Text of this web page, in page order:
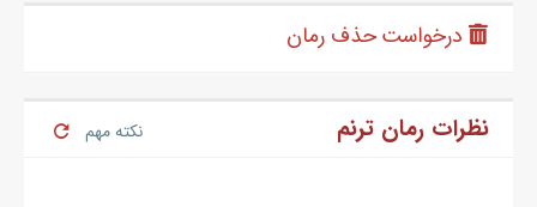
بیتا :دیوونه تو باز شیطونیت گل کرد،وای به حال شروین.....
گاه سنگی داشت که دورشو درخت احاطه کرده بود زمینشم پربود از
نظرات رمان ترنم نکته مهم